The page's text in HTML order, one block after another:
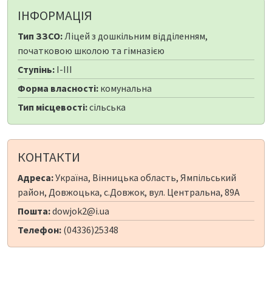
ІНФОРМАЦІЯ
Тип ЗЗСО:Ліцей з дошкільним відділенням,
початковою школою та гімназією
Ступінь: I-III
Форма власності: комунальна
Тип місцевості:сільська
КОНТАКТИ
Адреса:Україна, Вінницька область, Ямпільський
район, Довжоцька, с.Довжок, вул. Центральна, 89А
Пошта:dowjok2@i.ua
Телефон: (04336)25348